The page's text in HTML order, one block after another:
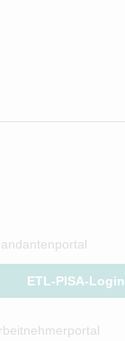
ETL-PISA-Login